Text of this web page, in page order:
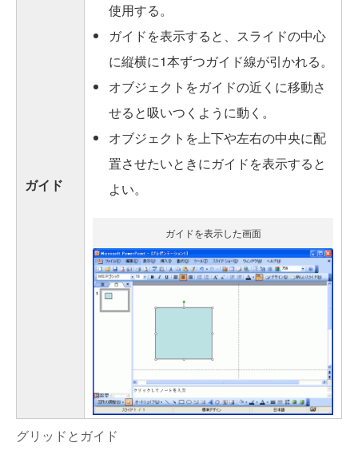
グリッドとガイド
ガイド
使用する。
ガイドを表示すると、スライドの中心
に縦横に1本ずつガイド線が引かれる。
オブジェクトをガイドの近くに移動さ
せると吸いつくように動く。
オブジェクトを上下や左右の中央に配
置させたいときにガイドを表示すると
よい。
ガイドを表示した画面